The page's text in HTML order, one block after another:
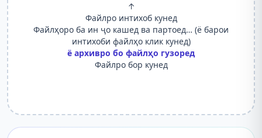
↑
Файлро интихоб кунед
Файлҳоро ба ин ҷо кашед ва партоед… (ё барои
интихоби файлҳо клик кунед)
ё архивро бо файлҳо гузоред
Файлро бор кунед